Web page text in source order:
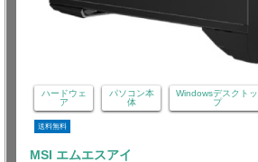
ハードウェ
ア
パソコン本
体
Windowsデスクトッ
プ
送料無料
MSI エムエスアイ